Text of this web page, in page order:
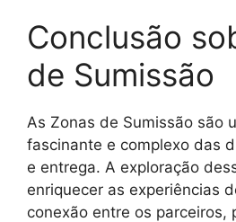
Conclusão
de Sumissão
As Zonas de Sumissão são
fascinante e complexo das
e entrega. A exploração
enriquecer as experiências
conexão entre os parceiros,